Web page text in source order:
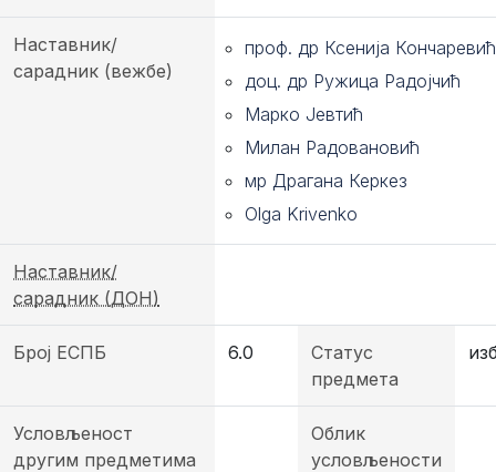
Наставник/
сарадник (вежбе)
проф. др Ксенија Кончаревић
доц. др Ружица Радојчић
Марко Јевтић
Милан Радовановић
мр Драгана Керкез
Olga Krivenko
Наставник/
сарадник (ДОН)
Број ЕСПБ 6.0
Статус
предмета
Условљеност
другим предметима
Облик
условљености